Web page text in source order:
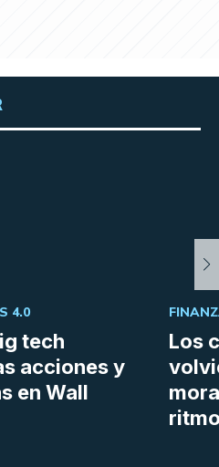
tech
acciones y
en Wall
4.0
Los